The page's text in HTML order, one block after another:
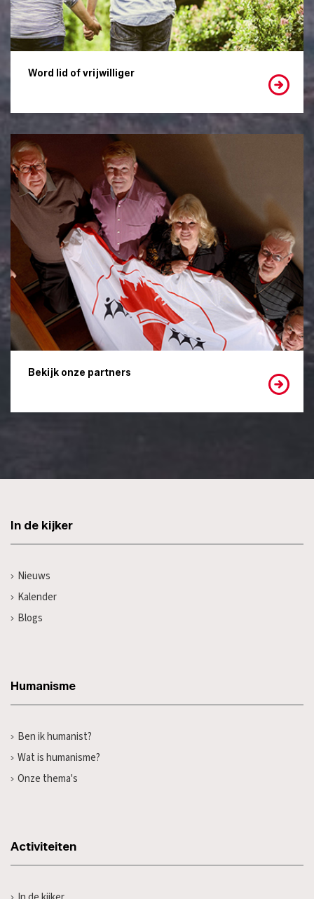
Word lid of vrijwilliger
Bekijk onze partners
In de kijker
Nieuws
Kalender
Blogs
Humanisme
Ben ik humanist?
Wat is humanisme?
Onze thema's
Activiteiten